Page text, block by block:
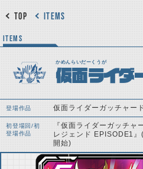
ITEMS
TOP
ITEMS
かめんらいだーくうが
仮面ライダ
登場作品 仮面ライダーガッチャー
初登場回/初
登場作品
『仮面ライダーガッチャ
レジェンド EPISODE1
開始)